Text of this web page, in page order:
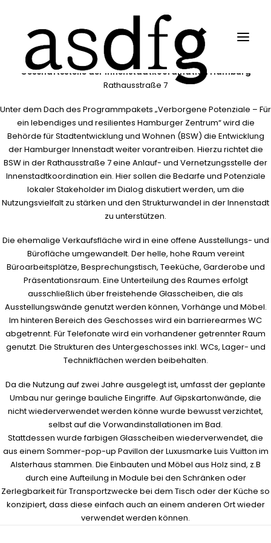
Search
Geschäftsstelle der Innenstadtkoordination Hamburg
Rathausstraße 7
Unter dem Dach des Programmpakets „Verborgene Potenziale – Für
ein lebendiges und resilientes Hamburger Zentrum“ wird die
Behörde für Stadtentwicklung und Wohnen (BSW) die Entwicklung
der Hamburger Innenstadt weiter vorantreiben. Hierzu richtet die
BSW in der Rathausstraße 7 eine Anlauf- und Vernetzungsstelle der
Innenstadtkoordination ein. Hier sollen die Bedarfe und Potenziale
lokaler Stakeholder im Dialog diskutiert werden, um die
Nutzungsvielfalt zu stärken und den Strukturwandel in der Innenstadt
zu unterstützen.
Die ehemalige Verkaufsfläche wird in eine offene Ausstellungs- und
Bürofläche umgewandelt. Der helle, hohe Raum vereint
Büroarbeitsplätze, Besprechungstisch, Teeküche, Garderobe und
Präsentationsraum. Eine Unterteilung des Raumes erfolgt
ausschließlich über freistehende Glasscheiben, die als
Ausstellungswände genutzt werden können, Vorhänge und Möbel.
Im hinteren Bereich des Geschosses wird ein barrierearmes WC
abgetrennt. Für Telefonate wird ein vorhandener getrennter Raum
genutzt. Die Strukturen des Untergeschosses inkl. WCs, Lager- und
Technikflächen werden beibehalten.
Da die Nutzung auf zwei Jahre ausgelegt ist, umfasst der geplante
Umbau nur geringe bauliche Eingriffe. Auf Gipskartonwände, die
nicht wiederverwendet werden könne wurde bewusst verzichtet,
selbst auf die Vorwandinstallationen im Bad.
Stattdessen wurde farbigen Glasscheiben wiederverwendet, die
aus einem Sommer-pop-up Pavillon der Luxusmarke Luis Vuitton im
Alsterhaus stammen. Die Einbauten und Möbel aus Holz sind, z.B
durch eine Aufteilung in Module bei den Schränken oder
Zerlegbarkeit für Transportzwecke bei dem Tisch oder der Küche so
konzipiert, dass diese einfach auch an einem anderen Ort wieder
verwendet werden können.